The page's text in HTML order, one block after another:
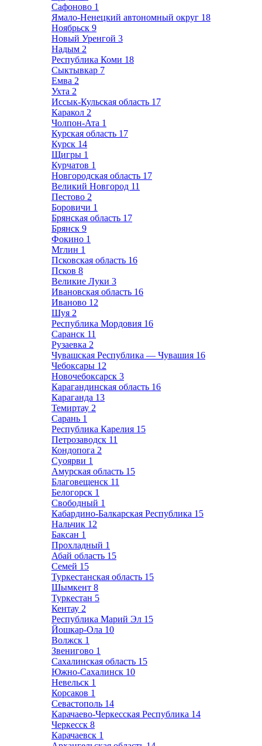
Сафоново 1
Ямало-Ненецкий автономный округ 18
Ноябрьск 9
Новый Уренгой 3
Надым 2
Республика Коми 18
Сыктывкар 7
Емва 2
Ухта 2
Иссык-Кульская область 17
Каракол 2
Чолпон-Ата 1
Курская область 17
Курск 14
Щигры 1
Курчатов 1
Новгородская область 17
Великий Новгород 11
Пестово 2
Боровичи 1
Брянская область 17
Брянск 9
Фокино 1
Мглин 1
Псковская область 16
Псков 8
Великие Луки 3
Ивановская область 16
Иваново 12
Шуя 2
Республика Мордовия 16
Саранск 11
Рузаевка 2
Чувашская Республика — Чувашия 16
Чебоксары 12
Новочебоксарск 3
Карагандинская область 16
Караганда 13
Темиртау 2
Сарань 1
Республика Карелия 15
Петрозаводск 11
Кондопога 2
Суоярви 1
Амурская область 15
Благовещенск 11
Белогорск 1
Свободный 1
Кабардино-Балкарская Республика 15
Нальчик 12
Баксан 1
Прохладный 1
Абай область 15
Семей 15
Туркестанская область 15
Шымкент 8
Туркестан 5
Кентау 2
Республика Марий Эл 15
Йошкар-Ола 10
Волжск 1
Звенигово 1
Сахалинская область 15
Южно-Сахалинск 10
Невельск 1
Корсаков 1
Севастополь 14
Карачаево-Черкесская Республика 14
Черкесск 8
Карачаевск 1